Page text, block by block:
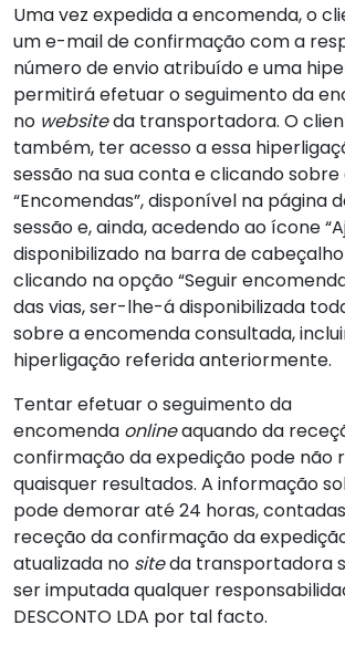
Uma vez expedida a encomenda, o
um e-mail de confirmação com a
número de envio atribuído e uma
permitirá efetuar o seguimento da
no websiteda transportadora. O
também, ter acesso a essa
sessão na sua conta e clicando
“Encomendas”, disponível na página
sessão e, ainda, acedendo ao ícone
disponibilizado na barra de
clicando na opção “Seguir
das vias, ser-lhe-á disponibilizada
sobre a encomenda consultada,
hiperligação referida anteriormente.
Tentar efetuar o seguimento da
encomenda onlineaquando da
confirmação da expedição pode não
quaisquer resultados. A informação
pode demorar até 24 horas,
receção da confirmação da
atualizada no siteda transportadora
ser imputada qualquer
DESCONTO LDA por tal facto.